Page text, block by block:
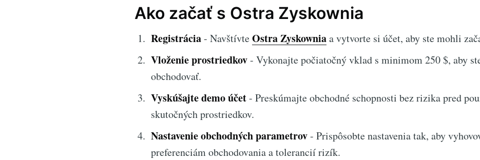
Ako začať s Ostra Zyskownia
Registrácia- NavštívteOstra Zyskowniaa vytvorte si účet, aby ste mohli
Vloženie prostriedkov- Vykonajte počiatočný vklad s minimom 250 $, aby
obchodovať.
Vyskúšajte demo účet- Preskúmajte obchodné schopnosti bez rizika pred
skutočných prostriedkov.
Nastavenie obchodných parametrov- Prispôsobte nastavenia tak, aby
preferenciám obchodovania a tolerancií rizík.